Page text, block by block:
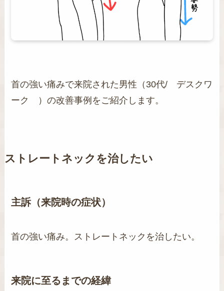
首の強い痛みで来院された男性（30代/ デスクワ
ーク ）の改善事例をご紹介します。
ストレートネックを治したい
主訴（来院時の症状）
首の強い痛み。ストレートネックを治したい。
来院に至るまでの経緯